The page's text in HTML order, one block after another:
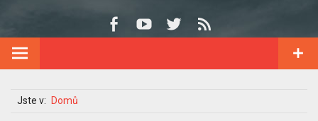
Jste v: Domů